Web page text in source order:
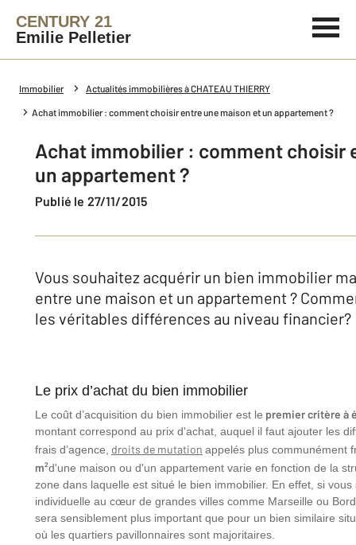
CENTURY 21
Emilie Pelletier
Immobilier Actualités immobilières à CHATEAU THIERRY
Achat immobilier : comment choisir entre une maison et un appartement ?
Achat immobilier : comment choisir
un appartement ?
Publié le 27/11/2015
Vous souhaitez acquérir un bien immobilier
entre une maison et un appartement ?
les véritables différences au niveau financier?
Le prix d’achat du bien immobilier
Le coût d’acquisition du bien immobilier est le premier critère à
montant correspond au prix d'achat, auquel il faut ajouter les
frais d’agence, droits de mutation appelés plus communément
m²d'une maison ou d'un appartement varie en fonction de la
zone dans laquelle est situé le bien immobilier. En effet, si
individuelle au cœur de grandes villes comme Marseille ou
sera sensiblement plus important que pour un bien similaire
où les quartiers pavillonnaires sont majoritaires.